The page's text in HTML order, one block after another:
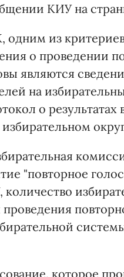
КИУ на
из
о проведении
являются
на
о
"повторное
которое